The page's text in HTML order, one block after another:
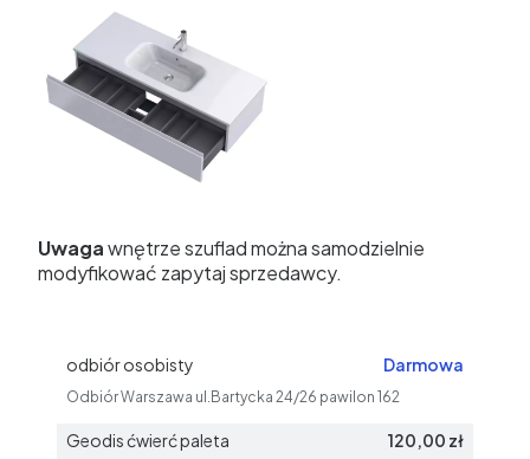
Uwagawnętrze szuflad można samodzielnie
modyfikować zapytaj sprzedawcy.
odbiór osobisty Darmowa
Odbiór Warszawa ul.Bartycka 24/26 pawilon 162
Geodis ćwierć paleta 120,00 zł